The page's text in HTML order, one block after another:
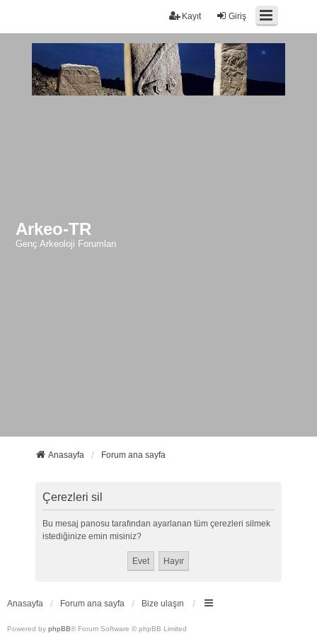
Giriş
Kayıt
Arkeo-TR
Genç Arkeoloji Forumları
Anasayfa Forum ana sayfa
Çerezleri sil
Bu mesaj panosu tarafından ayarlanan tüm çerezleri silmek
istediğinize emin misiniz?
Anasayfa Forum ana sayfa Bize ulaşın
Powered by phpBB® Forum Software © phpBB Limited